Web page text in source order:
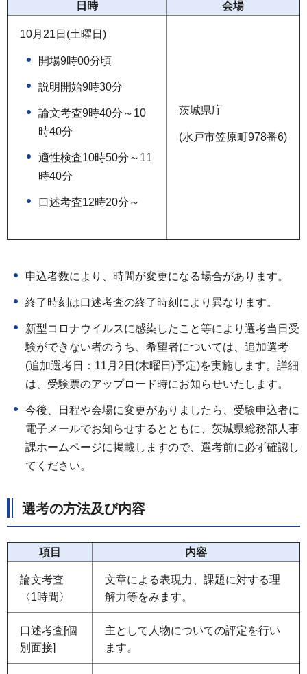
日時 会場
10月21日(土曜日)
開場9時00分頃
説明開始9時30分
論文考査9時40分～10
時40分
適性検査10時50分～11
時40分
口述考査12時20分～
茨城県庁
(水戸市笠原町978番6)
申込者数により、時間が変更になる場合があります。
終了時刻は口述考査の終了時刻により異なります。
新型コロナウイルスに感染したこと等により選考当日受
験ができない者のうち、希望者については、追加選考
(追加選考日：11月2日(木曜日)予定)を実施します。詳細
は、受験票のアップロード時にお知らせいたします。
今後、日程や会場に変更がありましたら、受験申込者に
電子メールでお知らせするとともに、茨城県総務部人事
課ホームページに掲載しますので、選考前に必ず確認し
てください。
選考の方法及び内容
項目 内容
論文考査
〈1時間〉
文章による表現力、課題に対する理
解力等をみます。
口述考査[個
別面接]
主として人物についての評定を行い
ます。